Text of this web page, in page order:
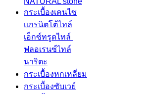
กระเบื้องเคนไซ
เเกรนิตโต้ไทล์
เอ็กซ์ทรูดไทล์
ฟลอเรนซ์ไทล์
นาริตะ
กระเบื้องหกเหลี่ยม
กระเบื้องซับเวย์